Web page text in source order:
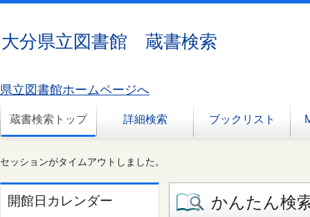
大分県立図書館 蔵書検索
県立図書館ホームページへ
蔵書検索トップ 詳細検索 ブックリスト
セッションがタイムアウトしました。
開館日カレンダー かんたん検